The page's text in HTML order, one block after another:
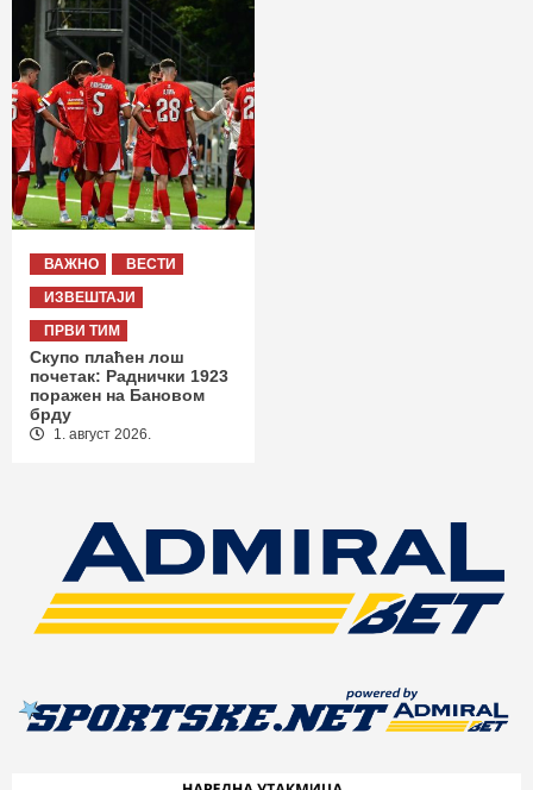
ВАЖНО
ВЕСТИ
ИЗВЕШТАЈИ
ПРВИ ТИМ
Скупо плаћен лош
почетак: Раднички 1923
поражен на Бановом
брду
1. август 2026.